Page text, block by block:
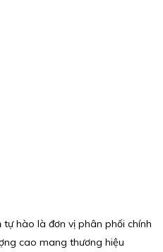
tự hào là đơn vị phân phối chính
cao mang thương hiệu